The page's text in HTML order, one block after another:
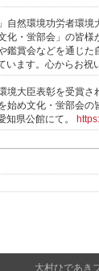
自然環境功労者環境
化・蛍部会」の皆様
鑑賞会などを通じ
ます。心からお祝
境大臣表彰を受賞
始め文化・蛍部会
知県公館にて。
大村ひであき